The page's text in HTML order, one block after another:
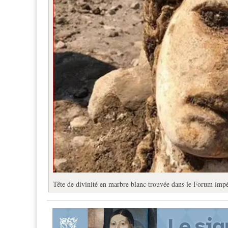
Tête de divinité en marbre blanc trouvée dans le Forum